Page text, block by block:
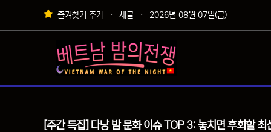
상단 네비 즐겨찾기 추가 새글 2026년 08월 07일(금)
팁&정보[주간 특집] 다낭 밤 문화 이슈 TOP 3: 놓치면 후회할 최